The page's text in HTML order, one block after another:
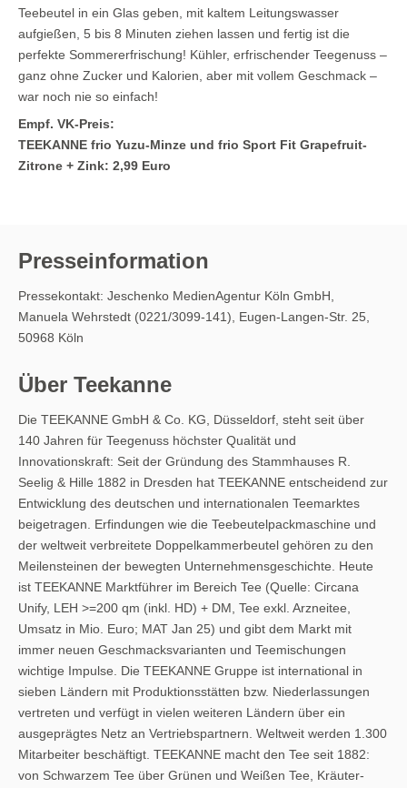
Teebeutel in ein Glas geben, mit kaltem Leitungswasser
aufgießen, 5 bis 8 Minuten ziehen lassen und fertig ist die
perfekte Sommererfrischung! Kühler, erfrischender Teegenuss –
ganz ohne Zucker und Kalorien, aber mit vollem Geschmack –
war noch nie so einfach!
Empf. VK-Preis:
TEEKANNE frio Yuzu-Minze und frio Sport Fit Grapefruit-
Zitrone + Zink: 2,99 Euro
Presseinformation
Pressekontakt: Jeschenko MedienAgentur Köln GmbH,
Manuela Wehrstedt (0221/3099-141), Eugen-Langen-Str. 25,
50968 Köln
Über Teekanne
Die TEEKANNE GmbH & Co. KG, Düsseldorf, steht seit über
140 Jahren für Teegenuss höchster Qualität und
Innovationskraft: Seit der Gründung des Stammhauses R.
Seelig & Hille 1882 in Dresden hat TEEKANNE entscheidend zur
Entwicklung des deutschen und internationalen Teemarktes
beigetragen. Erfindungen wie die Teebeutelpackmaschine und
der weltweit verbreitete Doppelkammerbeutel gehören zu den
Meilensteinen der bewegten Unternehmensgeschichte. Heute
ist TEEKANNE Marktführer im Bereich Tee (Quelle: Circana
Unify, LEH >=200 qm (inkl. HD) + DM, Tee exkl. Arzneitee,
Umsatz in Mio. Euro; MAT Jan 25) und gibt dem Markt mit
immer neuen Geschmacksvarianten und Teemischungen
wichtige Impulse. Die TEEKANNE Gruppe ist international in
sieben Ländern mit Produktionsstätten bzw. Niederlassungen
vertreten und verfügt in vielen weiteren Ländern über ein
ausgeprägtes Netz an Vertriebspartnern. Weltweit werden 1.300
Mitarbeiter beschäftigt. TEEKANNE macht den Tee seit 1882:
von Schwarzem Tee über Grünen und Weißen Tee, Kräuter-